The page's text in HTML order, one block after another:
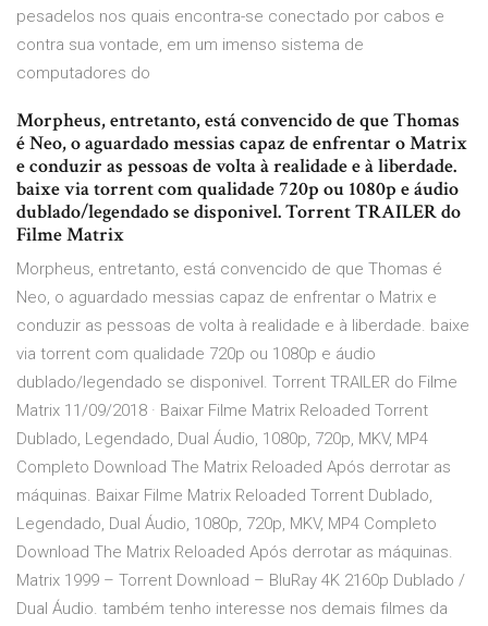
pesadelos nos quais encontra-se conectado por cabos e
contra sua vontade, em um imenso sistema de
computadores do
Morpheus, entretanto, está convencido de que Thomas
é Neo, o aguardado messias capaz de enfrentar o Matrix
e conduzir as pessoas de volta à realidade e à liberdade.
baixe via torrent com qualidade 720p ou 1080p e áudio
dublado/legendado se disponivel. Torrent TRAILER do
Filme Matrix
Morpheus, entretanto, está convencido de que Thomas é
Neo, o aguardado messias capaz de enfrentar o Matrix e
conduzir as pessoas de volta à realidade e à liberdade. baixe
via torrent com qualidade 720p ou 1080p e áudio
dublado/legendado se disponivel. Torrent TRAILER do Filme
Matrix 11/09/2018 · Baixar Filme Matrix Reloaded Torrent
Dublado, Legendado, Dual Áudio, 1080p, 720p, MKV, MP4
Completo Download The Matrix Reloaded Após derrotar as
máquinas. Baixar Filme Matrix Reloaded Torrent Dublado,
Legendado, Dual Áudio, 1080p, 720p, MKV, MP4 Completo
Download The Matrix Reloaded Após derrotar as máquinas.
Matrix 1999 – Torrent Download – BluRay 4K 2160p Dublado /
Dual Áudio. também tenho interesse nos demais filmes da